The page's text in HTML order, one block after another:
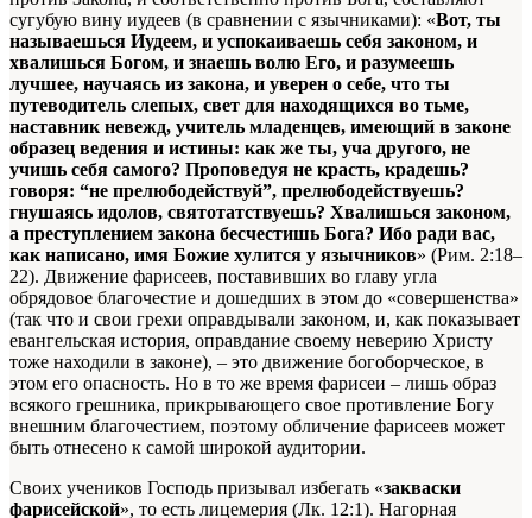
сугубую вину иудеев (в сравнении с язычниками): «Вот, ты
называешься Иудеем, и успокаиваешь себя законом, и
хвалишься Богом, и знаешь волю Его, и разумеешь
лучшее, научаясь из закона, и уверен о себе, что ты
путеводитель слепых, свет для находящихся во тьме,
наставник невежд, учитель младенцев, имеющий в законе
образец ведения и истины: как же ты, уча другого, не
учишь себя самого? Проповедуя не красть, крадешь?
говоря: “не прелюбодействуй”, прелюбодействуешь?
гнушаясь идолов, святотатствуешь? Хвалишься законом,
а преступлением закона бесчестишь Бога? Ибо ради вас,
как написано, имя Божие хулится у язычников» (Рим. 2:18–
22). Движение фарисеев, поставивших во главу угла
обрядовое благочестие и дошедших в этом до «совершенства»
(так что и свои грехи оправдывали законом, и, как показывает
евангельская история, оправдание своему неверию Христу
тоже находили в законе), – это движение богоборческое, в
этом его опасность. Но в то же время фарисеи – лишь образ
всякого грешника, прикрывающего свое противление Богу
внешним благочестием, поэтому обличение фарисеев может
быть отнесено к самой широкой аудитории.
Своих учеников Господь призывал избегать «закваски
фарисейской», то есть лицемерия (Лк. 12:1). Нагорная